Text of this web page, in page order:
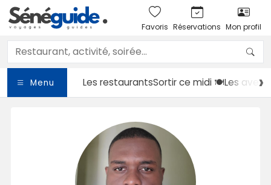
Favoris Réservations Mon profil
Menu Les restaurantsSortirce midi 🍽️Les